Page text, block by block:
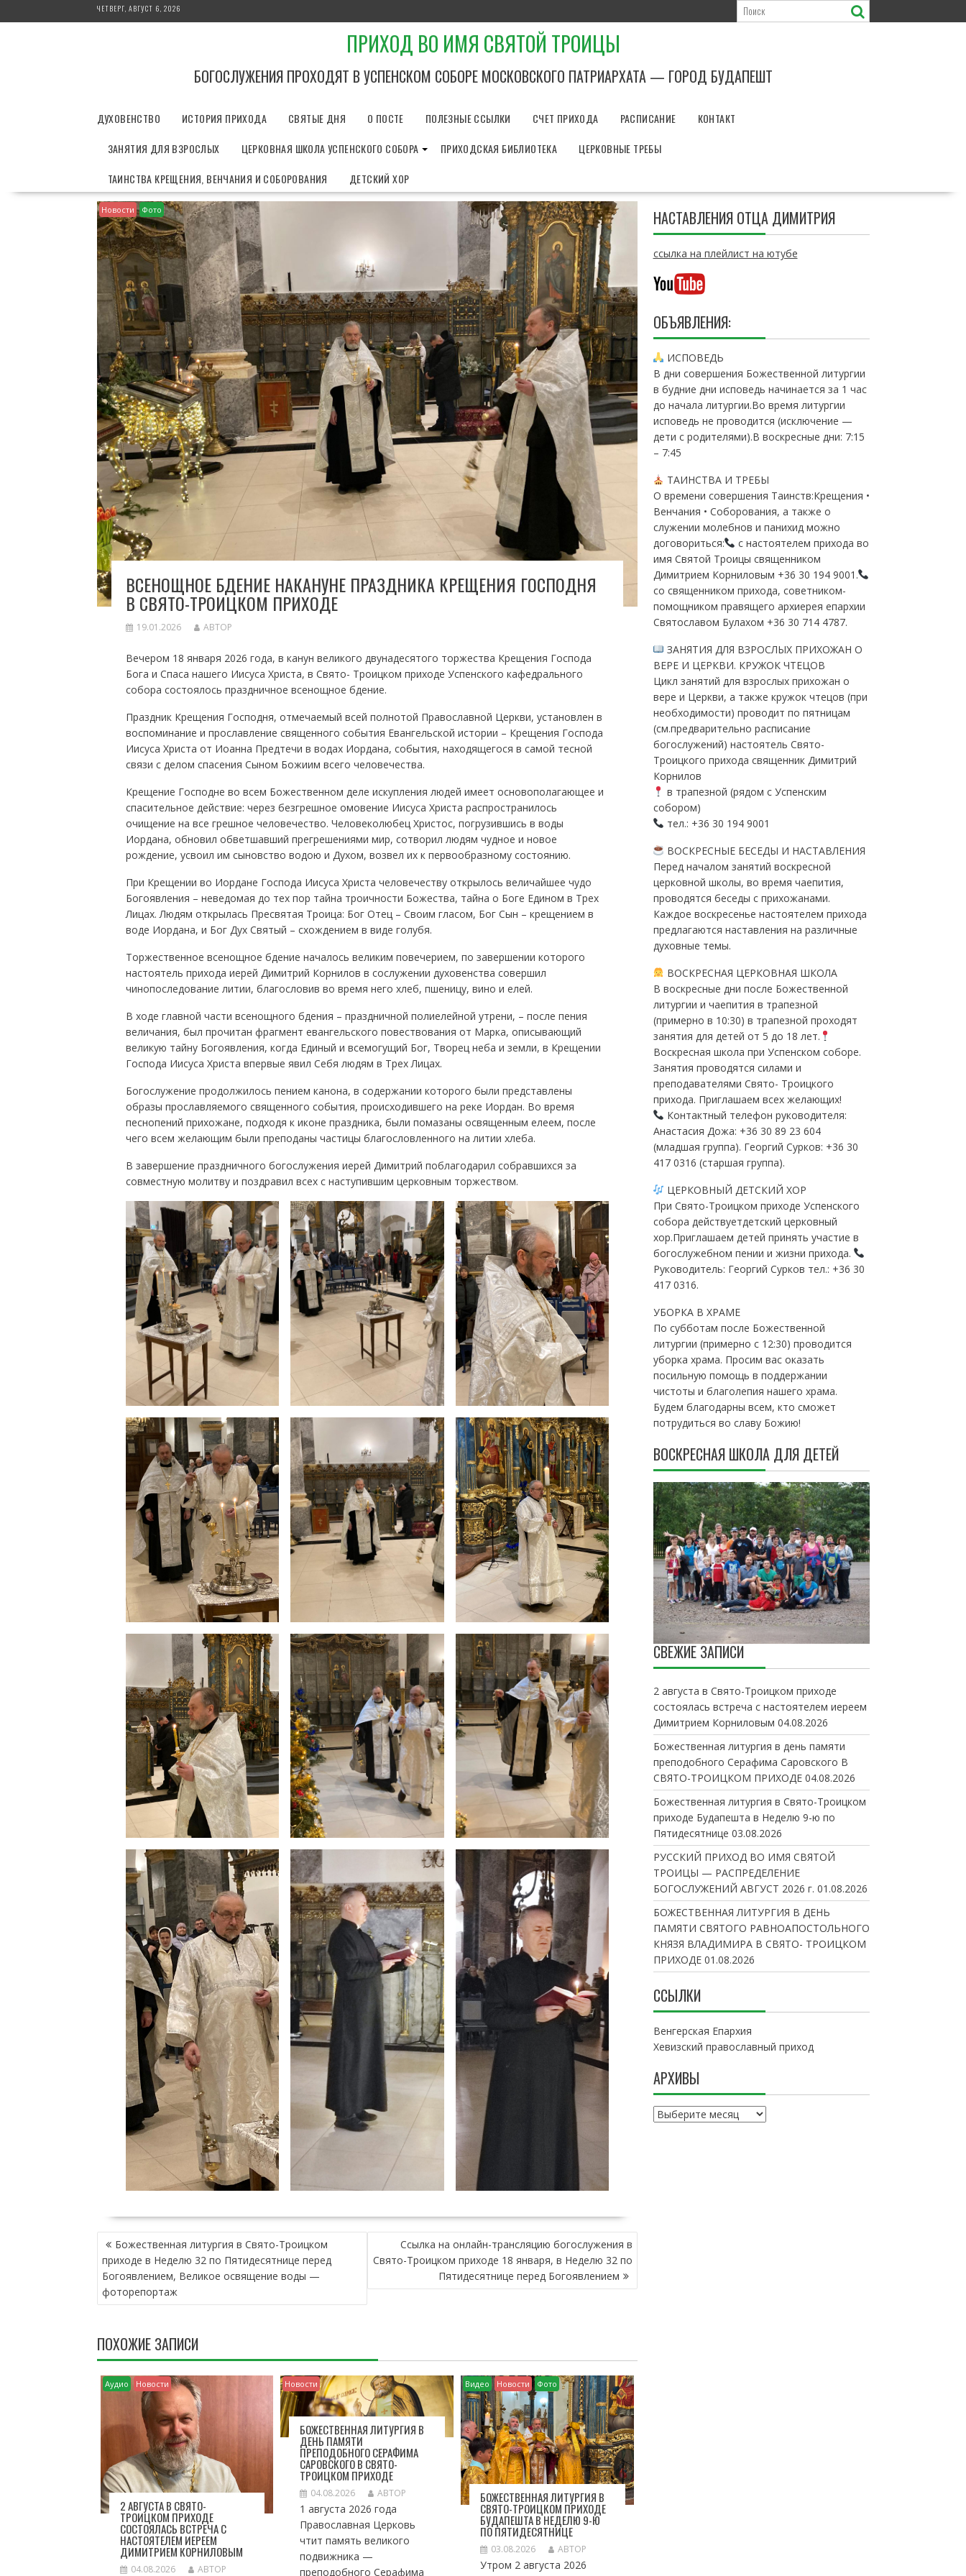
е
ЧЕТВЕРГ, АВГУСТ 6, 2026
ПРИХОД ВО ИМЯ СВЯТОЙ ТРОИЦЫ
БОГОСЛУЖЕНИЯ ПРОХОДЯТ В УСПЕНСКОМ СОБОРЕ МОСКОВСКОГО ПАТРИАРХАТА — ГОРОД БУДАПЕШТ
ДУХОВЕНСТВО ИСТОРИЯ ПРИХОДА СВЯТЫЕ ДНЯ О ПОСТЕ ПОЛЕЗНЫЕ ССЫЛКИ СЧЕТ ПРИХОДА РАСПИСАНИЕ
КОНТАКТ
ЗАНЯТИЯ ДЛЯ ВЗРОСЛЫХ
ЦЕРКОВНАЯ ШКОЛА УСПЕНСКОГО СОБОРА ПРИХОДСКАЯ БИБЛИОТЕКА
ЦЕРКОВНЫЕ ТРЕБЫ
ТАИНСТВА КРЕЩЕНИЯ, ВЕНЧАНИЯ И СОБОРОВАНИЯ
ДЕТСКИЙ ХОР
Новости Фото
ВСЕНОЩНОЕ БДЕНИЕ НАКАНУНЕ ПРАЗДНИКА КРЕЩЕНИЯ ГОСПОДНЯ
В СВЯТО-ТРОИЦКОМ ПРИХОДЕ
19.01.2026 АВТОР
Вечером 18 января 2026 года, в канун великого двунадесятого торжества Крещения Господа
Бога и Спаса нашего Иисуса Христа, в Свято- Троицком приходе Успенского кафедрального
собора состоялось праздничное всенощное бдение.
Праздник Крещения Господня, отмечаемый всей полнотой Православной Церкви, установлен в
воспоминание и прославление священного события Евангельской истории – Крещения Господа
Иисуса Христа от Иоанна Предтечи в водах Иордана, события, находящегося в самой тесной
связи с делом спасения Сыном Божиим всего человечества.
Крещение Господне во всем Божественном деле искупления людей имеет основополагающее и
спасительное действие: через безгрешное омовение Иисуса Христа распространилось
очищение на все грешное человечество. Человеколюбец Христос, погрузившись в воды
Иордана, обновил обветшавший прегрешениями мир, сотворил людям чудное и новое
рождение, усвоил им сыновство водою и Духом, возвел их к первообразному состоянию.
При Крещении во Иордане Господа Иисуса Христа человечеству открылось величайшее чудо
Богоявления – неведомая до тех пор тайна троичности Божества, тайна о Боге Едином в Трех
Лицах. Людям открылась Пресвятая Троица: Бог Отец – Своим гласом, Бог Сын – крещением в
воде Иордана, и Бог Дух Святый – схождением в виде голубя.
Торжественное всенощное бдение началось великим повечерием, по завершении которого
настоятель прихода иерей Димитрий Корнилов в сослужении духовенства совершил
чинопоследование литии, благословив во время него хлеб, пшеницу, вино и елей.
В ходе главной части всенощного бдения – праздничной полиелейной утрени, – после пения
величания, был прочитан фрагмент евангельского повествования от Марка, описывающий
великую тайну Богоявления, когда Единый и всемогущий Бог, Творец неба и земли, в Крещении
Господа Иисуса Христа впервые явил Себя людям в Трех Лицах.
Богослужение продолжилось пением канона, в содержании которого были представлены
образы прославляемого священного события, происходившего на реке Иордан. Во время
песнопений прихожане, подходя к иконе праздника, были помазаны освященным елеем, после
чего всем желающим были преподаны частицы благословленного на литии хлеба.
В завершение праздничного богослужения иерей Димитрий поблагодарил собравшихся за
совместную молитву и поздравил всех с наступившим церковным торжеством.
Н
А
В
И
Г
Ц
И
Я
П
О
А
С
Я
М
Божественная литургия в Свято-Троицком
приходе в Неделю 32 по Пятидесятнице перед
Богоявлением, Великое освящение воды —
фоторепортаж
Ссылка на онлайн-трансляцию богослужения в
Свято-Троицком приходе 18 января, в Неделю 32 по
Пятидесятнице перед Богоявлением
ПОХОЖИЕ ЗАПИСИ
Аудио Новости
2 АВГУСТА В СВЯТО-
ТРОИЦКОМ ПРИХОДЕ
СОСТОЯЛАСЬ ВСТРЕЧА С
НАСТОЯТЕЛЕМ ИЕРЕЕМ
ДИМИТРИЕМ КОРНИЛОВЫМ
04.08.2026 АВТОР
Новости
БОЖЕСТВЕННАЯ ЛИТУРГИЯ В
ДЕНЬ ПАМЯТИ
ПРЕПОДОБНОГО СЕРАФИМА
САРОВСКОГО В СВЯТО-
ТРОИЦКОМ ПРИХОДЕ
04.08.2026 АВТОР
1 августа 2026 года
Православная Церковь
чтит память великого
подвижника —
преподобного Серафима
Видео Новости Фото
БОЖЕСТВЕННАЯ ЛИТУРГИЯ В
СВЯТО-ТРОИЦКОМ ПРИХОДЕ
БУДАПЕШТА В НЕДЕЛЮ 9-Ю
ПО ПЯТИДЕСЯТНИЦЕ
03.08.2026 АВТОР
Утром 2 августа 2026
НАСТАВЛЕНИЯ ОТЦА ДИМИТРИЯ
ссылка на плейлист на ютубе
ОБЪЯВЛЕНИЯ:
ИСПОВЕДЬ
В дни совершения Божественной литургии
в будние дни исповедь начинается за 1 час
до начала литургии.Во время литургии
исповедь не проводится (исключение —
дети с родителями).В воскресные дни: 7:15
– 7:45
ТАИНСТВА И ТРЕБЫ
О времени совершения Таинств:Крещения •
Венчания • Соборования, а также о
служении молебнов и панихид можно
договориться:
с настоятелем прихода во
имя Святой Троицы священником
Димитрием Корниловым +36 30 194 9001.
со священником прихода, советником-
помощником правящего архиерея епархии
Святославом Булахом +36 30 714 4787.
ЗАНЯТИЯ ДЛЯ ВЗРОСЛЫХ ПРИХОЖАН О
ВЕРЕ И ЦЕРКВИ. КРУЖОК ЧТЕЦОВ
Цикл занятий для взрослых прихожан о
вере и Церкви, а также кружок чтецов (при
необходимости) проводит по пятницам
(см.предварительно расписание
богослужений) настоятель Свято-
Троицкого прихода священник Димитрий
Корнилов
в трапезной (рядом с Успенским
собором)
тел.: +36 30 194 9001
ВОСКРЕСНЫЕ БЕСЕДЫ И НАСТАВЛЕНИЯ
Перед началом занятий воскресной
церковной школы, во время чаепития,
проводятся беседы с прихожанами.
Каждое воскресенье настоятелем прихода
предлагаются наставления на различные
духовные темы.
ВОСКРЕСНАЯ ЦЕРКОВНАЯ ШКОЛА
В воскресные дни после Божественной
литургии и чаепития в трапезной
(примерно в 10:30) в трапезной проходят
занятия для детей от 5 до 18 лет.
Воскресная школа при Успенском соборе.
Занятия проводятся силами и
преподавателями Свято- Троицкого
прихода. Приглашаем всех желающих!
Контактный телефон руководителя:
Анастасия Дожа: +36 30 89 23 604
(младшая группа). Георгий Сурков: +36 30
417 0316 (старшая группа).
ЦЕРКОВНЫЙ ДЕТСКИЙ ХОР
При Свято-Троицком приходе Успенского
собора действуетдетский церковный
хор.Приглашаем детей принять участие в
богослужебном пении и жизни прихода.
Руководитель: Георгий Сурков тел.: +36 30
417 0316.
УБОРКА В ХРАМЕ
По субботам после Божественной
литургии (примерно с 12:30) проводится
уборка храма. Просим вас оказать
посильную помощь в поддержании
чистоты и благолепия нашего храма.
Будем благодарны всем, кто сможет
потрудиться во славу Божию!
ВОСКРЕСНАЯ ШКОЛА ДЛЯ ДЕТЕЙ
СВЕЖИЕ ЗАПИСИ
2 августа в Свято-Троицком приходе
состоялась встреча с настоятелем иереем
Димитрием Корниловым 04.08.2026
Божественная литургия в день памяти
преподобного Серафима Саровского В
СВЯТО-ТРОИЦКОМ ПРИХОДЕ 04.08.2026
Божественная литургия в Свято-Троицком
приходе Будапешта в Неделю 9-ю по
Пятидесятнице 03.08.2026
РУССКИЙ ПРИХОД ВО ИМЯ СВЯТОЙ
ТРОИЦЫ — РАСПРЕДЕЛЕНИЕ
БОГОСЛУЖЕНИЙ АВГУСТ 2026 г. 01.08.2026
БОЖЕСТВЕННАЯ ЛИТУРГИЯ В ДЕНЬ
ПАМЯТИ СВЯТОГО РАВНОАПОСТОЛЬНОГО
КНЯЗЯ ВЛАДИМИРА В СВЯТО- ТРОИЦКОМ
ПРИХОДЕ 01.08.2026
ССЫЛКИ
Венгерская Епархия
Хевизский православный приход
АРХИВЫ
А